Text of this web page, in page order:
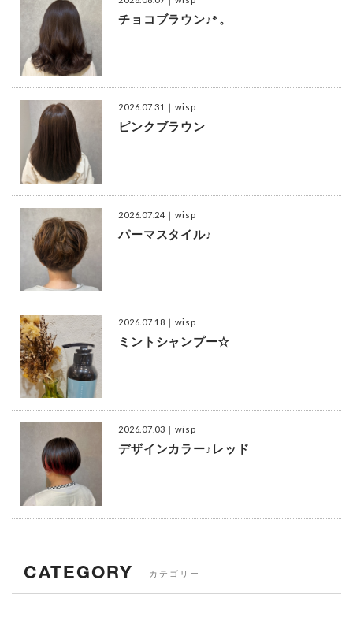
チョコブラウン♪*。
2026.07.31 ｜wisp
ピンクブラウン
2026.07.24 ｜wisp
パーマスタイル♪
2026.07.18 ｜wisp
ミントシャンプー☆
2026.07.03 ｜wisp
デザインカラー♪レッド
CATEGORY カテゴリー